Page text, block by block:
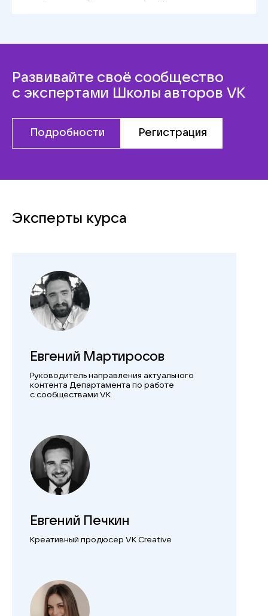
Развивайте своё сообщество
с экспертами Школы авторов VK
Подробности Регистрация
Эксперты курса
Евгений Мартиросов
Руководитель направления актуального
контента Департамента по работе
с сообществами VK
Евгений Печкин
Креативный продюсер VK Creative